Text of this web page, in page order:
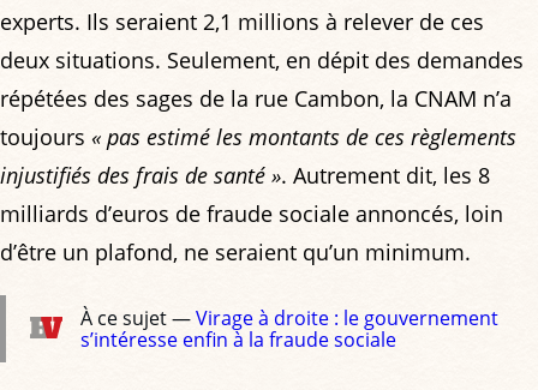
experts. Ils seraient 2,1 millions à relever de ces
deux situations. Seulement, en dépit des demandes
répétées des sages de la rue Cambon, la CNAM n’a
toujours « pas estimé les montants de ces règlements
injustifiés des frais de santé ». Autrement dit, les 8
milliards d’euros de fraude sociale annoncés, loin
d’être un plafond, ne seraient qu’un minimum.
À ce sujet —Virage à droite : le gouvernement
s’intéresse enfin à la fraude sociale